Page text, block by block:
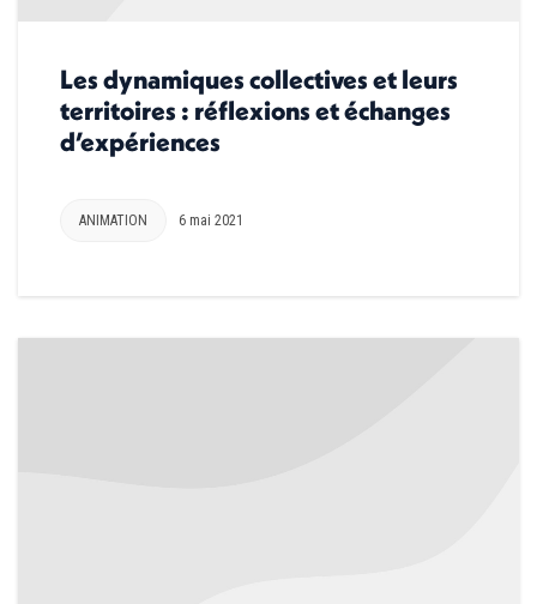
Les dynamiques collectives et leurs
territoires : réflexions et échanges
d’expériences
ANIMATION 6 mai 2021